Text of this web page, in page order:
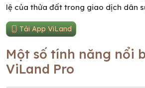
lệ của thửa đất trong giao dịch dân
Tải App ViLand
Một số tính năng nổi
ViLand Pro